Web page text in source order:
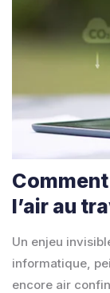
l’air au
Un enjeu
informatique,
encore air